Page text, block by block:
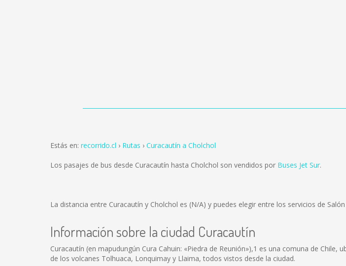
Estás en: recorrido.cl Rutas Curacautín a Cholchol
Los pasajes de bus desde Curacautín hasta Cholchol son vendidos por Buses Jet Sur.
La distancia entre Curacautín y Cholchol es (N/A) y puedes elegir entre los servicios de
Información sobre la ciudad Curacautín
Curacautín (en mapudungún Cura Cahuin: «Piedra de Reunión»),1 es una comuna de
de los volcanes Tolhuaca, Lonquimay y Llaima, todos vistos desde la ciudad.